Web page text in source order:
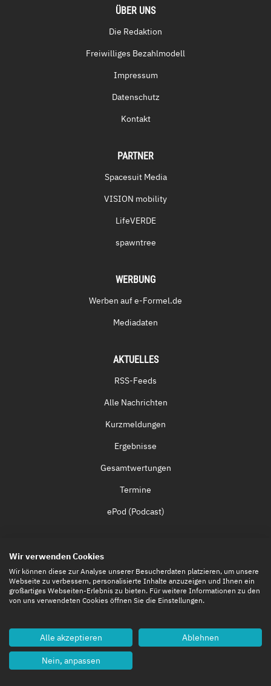
ÜBER UNS
Die Redaktion
Freiwilliges Bezahlmodell
Impressum
Datenschutz
Kontakt
PARTNER
Spacesuit Media
VISION mobility
LifeVERDE
spawntree
WERBUNG
Werben auf e-Formel.de
Mediadaten
AKTUELLES
RSS-Feeds
Alle Nachrichten
Kurzmeldungen
Ergebnisse
Gesamtwertungen
Termine
ePod (Podcast)
Allgemeine Informationen
Technologie
Kalender-Feeds
Wir verwenden Cookies
Wir können diese zur Analyse unserer Besucherdaten platzieren, um unsere
Webseite zu verbessern, personalisierte Inhalte anzuzeigen und Ihnen ein
großartiges Webseiten-Erlebnis zu bieten. Für weitere Informationen zu den
von uns verwendeten Cookies öffnen Sie die Einstellungen.
Alle akzeptieren Ablehnen
Nein, anpassen